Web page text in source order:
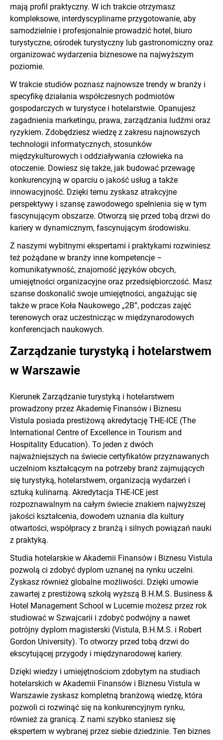
mają profil praktyczny. W ich trakcie otrzymasz
kompleksowe, interdyscyplinarne przygotowanie, aby
samodzielnie i profesjonalnie prowadzić hotel, biuro
turystyczne, ośrodek turystyczny lub gastronomiczny oraz
organizować wydarzenia biznesowe na najwyższym
poziomie.
W trakcie studiów poznasz najnowsze trendy w branży i
specyfikę działania współczesnych podmiotów
gospodarczych w turystyce i hotelarstwie. Opanujesz
zagadnienia marketingu, prawa, zarządzania ludźmi oraz
ryzykiem. Zdobędziesz wiedzę z zakresu najnowszych
technologii informatycznych, stosunków
międzykulturowych i oddziaływania człowieka na
otoczenie. Dowiesz się także, jak budować przewagę
konkurencyjną w oparciu o jakość usług a także
innowacyjność. Dzięki temu zyskasz atrakcyjne
perspektywy i szansę zawodowego spełnienia się w tym
fascynującym obszarze. Otworzą się przed tobą drzwi do
kariery w dynamicznym, fascynującym środowisku.
Z naszymi wybitnymi ekspertami i praktykami rozwiniesz
też pożądane w branży inne kompetencje –
komunikatywność, znajomość języków obcych,
umiejętności organizacyjne oraz przedsiębiorczość. Masz
szanse doskonalić swoje umiejętności, angażując się
także w prace Koła Naukowego „2B”, podczas zajęć
terenowych oraz uczestnicząc w międzynarodowych
konferencjach naukowych.
Zarządzanie turystyką i hotelarstwem
w Warszawie
Kierunek Zarządzanie turystyką i hotelarstwem
prowadzony przez Akademię Finansów i Biznesu
Vistula posiada prestiżową akredytację THE-ICE (The
International Centre of Excellence in Tourism and
Hospitality Education). To jeden z dwóch
najważniejszych na świecie certyfikatów przyznawanych
uczelniom kształcącym na potrzeby branż zajmujących
się turystyką, hotelarstwem, organizacją wydarzeń i
sztuką kulinarną. Akredytacja THE-ICE jest
rozpoznawalnym na całym świecie znakiem najwyższej
jakości kształcenia, dowodem uznania dla kultury
otwartości, współpracy z branżą i silnych powiązań nauki
z praktyką.
Studia hotelarskie w Akademii Finansów i Biznesu Vistula
pozwolą ci zdobyć dyplom uznanej na rynku uczelni.
Zyskasz również globalne możliwości. Dzięki umowie
zawartej z prestiżową szkołą wyższą B.H.M.S. Business &
Hotel Management School w Lucernie możesz przez rok
studiować w Szwajcarii i zdobyć podwójny a nawet
potrójny dyplom magisterski (Vistula, B.H.M.S. i Robert
Gordon University). To otworzy przed tobą drzwi do
ekscytującej przygody i międzynarodowej kariery.
Dzięki wiedzy i umiejętnościom zdobytym na studiach
hotelarskich w Akademii Finansów i Biznesu Vistula w
Warszawie zyskasz kompletną branżową wiedzę, która
pozwoli ci rozwinąć się na konkurencyjnym rynku,
również za granicą. Z nami szybko staniesz się
ekspertem w wybranej przez siebie dziedzinie. Ten biznes